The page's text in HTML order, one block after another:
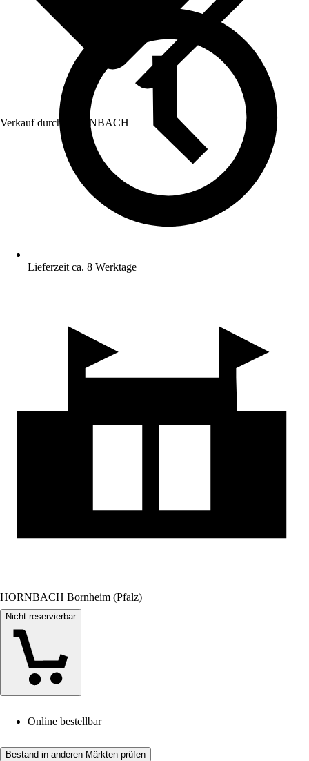
Verkauf durch: HORNBACH
Lieferzeit ca. 8 Werktage
HORNBACH Bornheim (Pfalz)
Nicht reservierbar
Online bestellbar
Bestand in anderen Märkten prüfen